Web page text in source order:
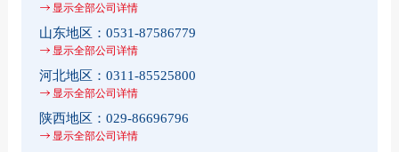
显示全部公司详情
山东地区： 0531-87586779
显示全部公司详情
河北地区： 0311-85525800
显示全部公司详情
陕西地区： 029-86696796
显示全部公司详情